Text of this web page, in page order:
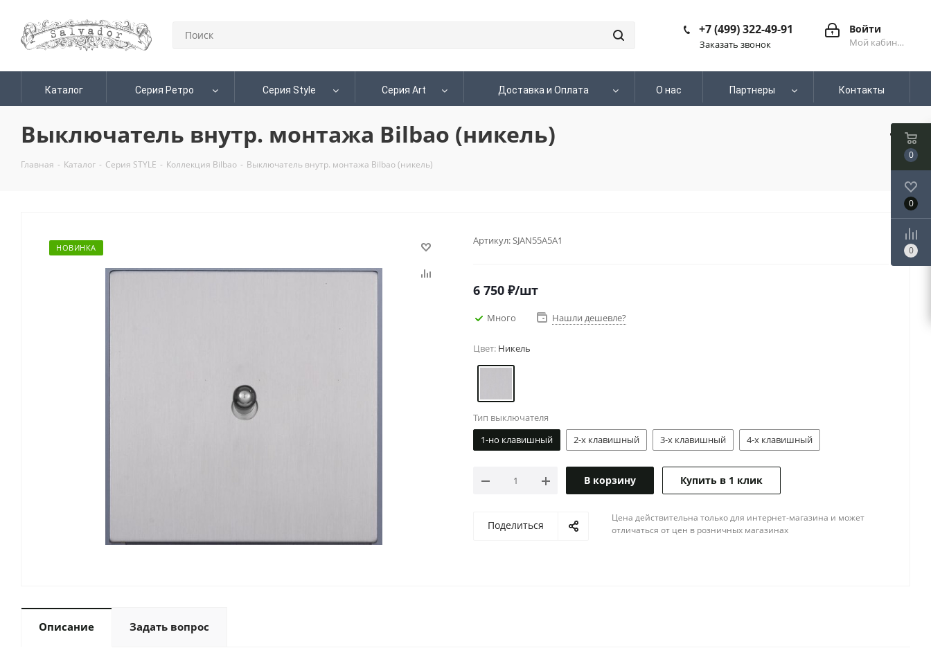
Войти
Мой кабинет
+7 (499) 322-49-91
Заказать звонок
Каталог Серия Ретро Серия Style Серия Art Доставка и Оплата О нас Партнеры Контакты
Выключатель внутр. монтажа Bilbao (никель)
Главная - Каталог - Серия STYLE - Коллекция Bilbao - Выключатель внутр. монтажа Bilbao (никель)
НОВИНКА
Артикул:SJAN55A5A1
6 750 ₽/шт
Много Нашли дешевле?
Цвет: Никель
Тип выключателя
1-но клавишный
2-х клавишный 3-х клавишный 4-х клавишный
В корзину Купить в 1 клик
Поделиться
Цена действительна только для интернет-магазина и может
отличаться от цен в розничных магазинах
Описание Задать вопрос
0
0
0